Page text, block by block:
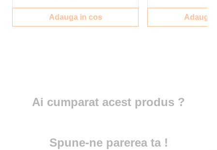
Ai cumparat acest produs ?
Spune-ne parerea ta !
Adauga in cos Adauga